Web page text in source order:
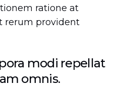
ratione at
rerum provident
modi repellat
omnis.